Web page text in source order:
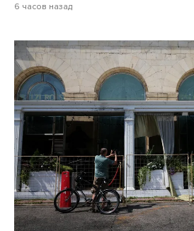
6 часов назад